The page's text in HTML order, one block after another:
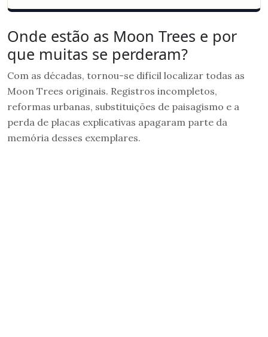
Onde estão as Moon Trees e por
que muitas se perderam?
Com as décadas, tornou-se difícil localizar todas as
Moon Trees originais. Registros incompletos,
reformas urbanas, substituições de paisagismo e a
perda de placas explicativas apagaram parte da
memória desses exemplares.